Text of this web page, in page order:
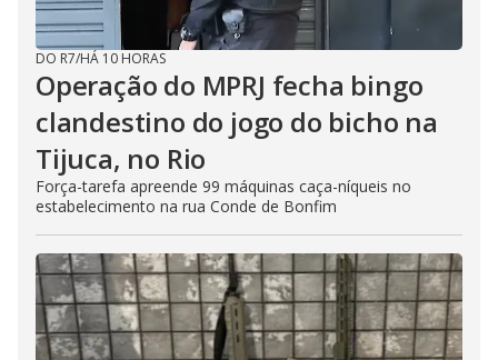
DO R7/HÁ 10 HORAS
Operação do MPRJ fecha bingo
clandestino do jogo do bicho na
Tijuca, no Rio
Força-tarefa apreende 99 máquinas caça-níqueis no
estabelecimento na rua Conde de Bonfim